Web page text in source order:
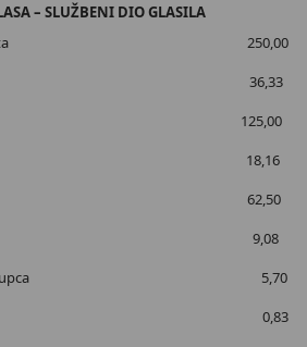
– SLUŽBENI DIO GLASILA
teksta 250,00
PDV 17% 36,33
teksta 125,00
PDV 17% 18,16
teksta 62,50
PDV 17% 9,08
jednog stupca 5,70
PDV 17% 0,83